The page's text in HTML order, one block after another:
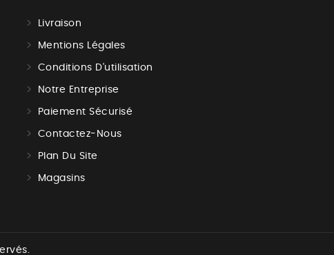
Livraison
Mentions Légales
Conditions D'utilisation
Notre Entreprise
Paiement Sécurisé
Contactez-Nous
Plan Du Site
Magasins